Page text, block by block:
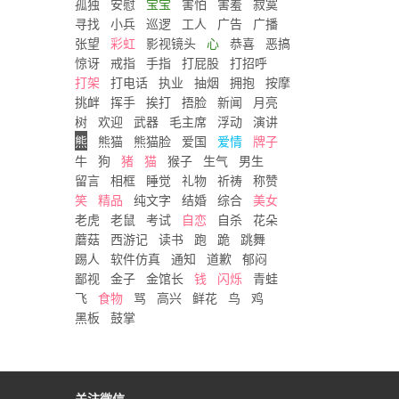
孤独
安慰 宝宝 害怕 害羞
寂寞
寻找
小兵 巡逻 工人 广告
广播
张望
彩虹 影视镜头 心 恭喜
恶搞
惊讶
戒指 手指 打屁股
打招呼
打架
打电话 执业 抽烟 拥抱
按摩
挑衅
挥手 挨打 捂脸 新闻
月亮
树
欢迎 武器 毛主席 浮动
演讲
熊
熊猫 熊猫脸 爱国 爱情
牌子
牛
狗 猪 猫 猴子 生气
男生
留言
相框 睡觉 礼物 祈祷
称赞
笑
精品 纯文字 结婚 综合
美女
老虎
老鼠 考试 自恋 自杀
花朵
蘑菇
西游记 读书 跑 跪
跳舞
踢人
软件仿真 通知 道歉
郁闷
鄙视
金子 金馆长 钱 闪烁
青蛙
飞
食物 骂 高兴 鲜花 鸟
鸡
黑板
鼓掌